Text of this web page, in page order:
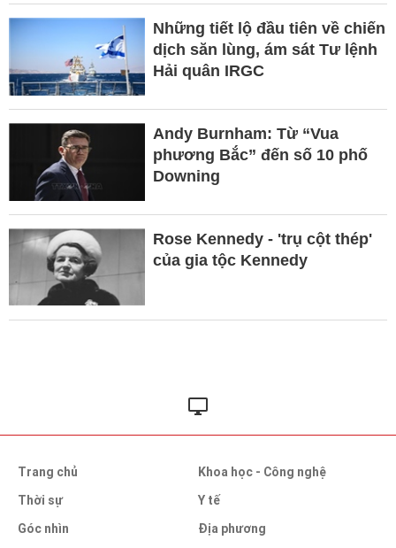
Những tiết lộ đầu tiên về chiến
dịch săn lùng, ám sát Tư lệnh
Hải quân IRGC
Andy Burnham: Từ “Vua
phương Bắc” đến số 10 phố
Downing
Rose Kennedy - 'trụ cột thép'
của gia tộc Kennedy
Trang chủ
Thời sự
Góc nhìn
Khoa học - Công nghệ
Y tế
Địa phương